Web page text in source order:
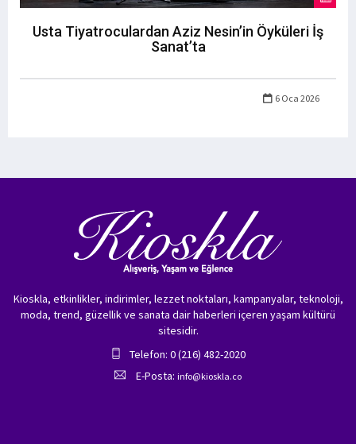
Usta Tiyatroculardan Aziz Nesin’in Öyküleri İş
Sanat’ta
6 Oca 2026
Kioskla, etkinlikler, indirimler, lezzet noktaları, kampanyalar, teknoloji,
moda, trend, güzellik ve sanata dair haberleri içeren yaşam kültürü
sitesidir.
Telefon: 0 (216) 482-2020
E-Posta: info@kioskla.co